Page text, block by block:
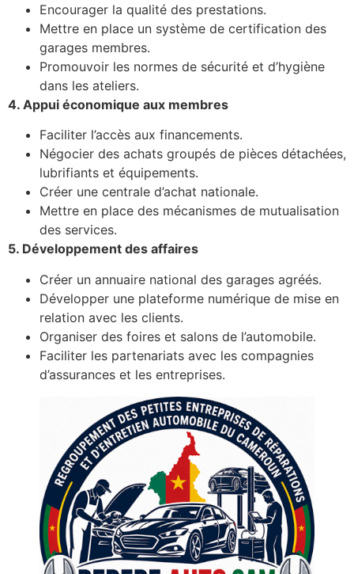
Encourager la qualité des prestations.
Mettre en place un système de certification des
garages membres.
Promouvoir les normes de sécurité et d’hygiène
dans les ateliers.
4. Appui économique aux membres
Faciliter l’accès aux financements.
Négocier des achats groupés de pièces détachées,
lubrifiants et équipements.
Créer une centrale d’achat nationale.
Mettre en place des mécanismes de mutualisation
des services.
5. Développement des affaires
Créer un annuaire national des garages agréés.
Développer une plateforme numérique de mise en
relation avec les clients.
Organiser des foires et salons de l’automobile.
Faciliter les partenariats avec les compagnies
d’assurances et les entreprises.